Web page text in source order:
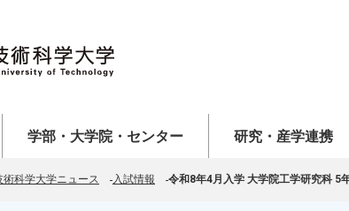
学部・大学院・センター
研究・産学連携
術科学大学ニュース 入試情報 令和8年4月入学 大学院工学研究科 5